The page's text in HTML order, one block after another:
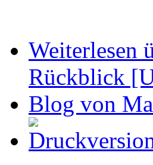
Weiterlesen
Rückblick
Blog von